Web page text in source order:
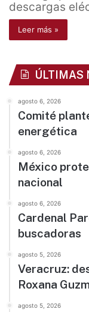
descargas
Leer más »
ÚLTIMAS
agosto 6, 2026
Comité
energética
agosto 6, 2026
México
nacional
agosto 6, 2026
Cardenal
buscadoras
agosto 5, 2026
Veracruz:
Roxana
agosto 5, 2026